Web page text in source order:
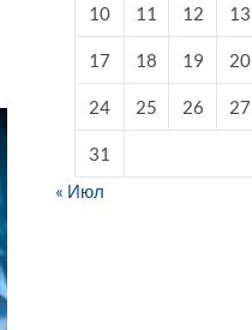
10 11 12 13
17 18 19 20
24 25 26 27
31
« Июл